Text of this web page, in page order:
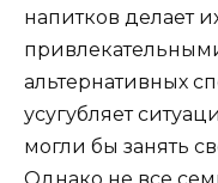
напитков делает
альтернативных
усугубляет
могли бы занять